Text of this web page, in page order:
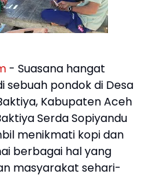
- Suasana hangat
pondok di Desa
Kabupaten Aceh
Serda Sopiyandu
menikmati kopi dan
berbagai hal yang
masyarakat sehari-